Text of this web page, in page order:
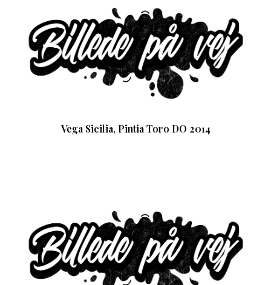
Vega Sicilia, Pintia Toro DO 2014